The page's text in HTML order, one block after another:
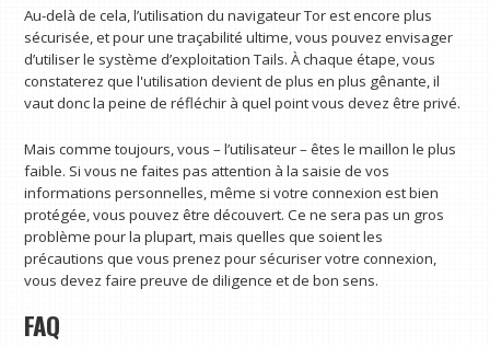
Au-delà de cela, l’utilisation du navigateur Tor est encore plus
sécurisée, et pour une traçabilité ultime, vous pouvez envisager
d’utiliser le système d’exploitation Tails. À chaque étape, vous
constaterez que l'utilisation devient de plus en plus gênante, il
vaut donc la peine de réfléchir à quel point vous devez être privé.
Mais comme toujours, vous – l’utilisateur – êtes le maillon le plus
faible. Si vous ne faites pas attention à la saisie de vos
informations personnelles, même si votre connexion est bien
protégée, vous pouvez être découvert. Ce ne sera pas un gros
problème pour la plupart, mais quelles que soient les
précautions que vous prenez pour sécuriser votre connexion,
vous devez faire preuve de diligence et de bon sens.
FAQ